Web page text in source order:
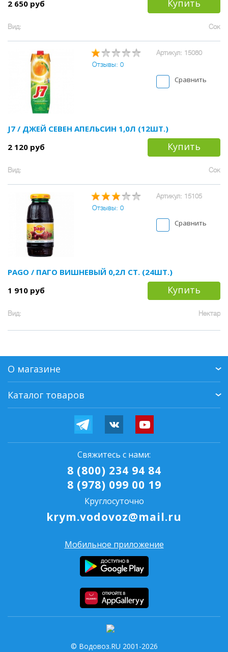
2 650 руб
Купить
Вид: Сок
Артикул: 15080
Отзывы: 0
Сравнить
J7 / ДЖЕЙ СЕВЕН АПЕЛЬСИН 1,0Л (12ШТ.)
2 120 руб
Купить
Вид: Сок
Артикул: 15105
Отзывы: 0
Сравнить
PAGO / ПАГО ВИШНЕВЫЙ 0,2Л СТ. (24ШТ.)
1 910 руб
Купить
Вид: Нектар
О магазине
Каталог товаров
Свяжитесь с нами:
8 (800) 234 94 84
8 (978) 099 00 19
Круглосуточно
krym.vodovoz@mail.ru
Мобильное приложение
© Водовоз.RU 2001-2026